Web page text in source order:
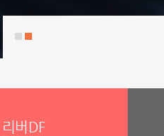
리버DF